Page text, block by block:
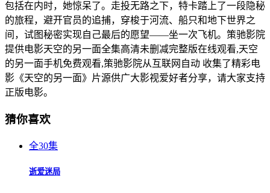
包括在内时，她惊呆了。走投无路之下，特卡踏上了一段隐秘
的旅程，避开官员的追捕，穿梭于河流、船只和地下世界之
间，试图秘密实现自己最后的愿望——坐一次飞机。策驰影院
提供电影天空的另一面全集高清未删减完整版在线观看,天空
的另一面手机免费观看,策驰影院从互联网自动 收集了精彩电
影《天空的另一面》片源供广大影视爱好者分享，请大家支持
正版电影。
猜你喜欢
全30集
逝爱迷局